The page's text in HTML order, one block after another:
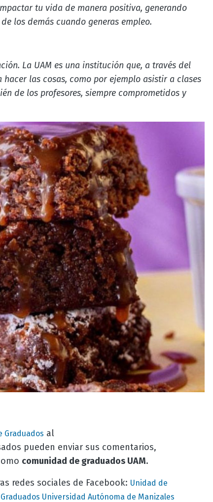
tu vida de manera positiva, generando
los demás cuando generas empleo.
La UAM es una institución que, a través del
las cosas, como por ejemplo asistir a clases
de los profesores, siempre comprometidos y
Graduados al
pueden enviar sus comentarios,
comunidad de graduados UAM.
redes sociales de Facebook: Unidad de
Universidad Autónoma de Manizales